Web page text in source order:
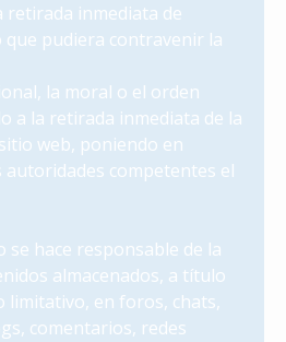
retirada inmediata de
pudiera contravenir la
la moral o el orden
a la retirada inmediata de la
web, poniendo en
autoridades competentes el
se hace responsable de la
almacenados, a título
limitativo, en foros, chats,
comentarios, redes